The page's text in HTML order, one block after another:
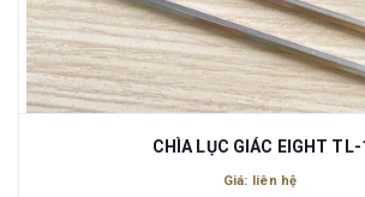
CHÌA LỤC GIÁC EIGHT TL-
Giá: liên hệ